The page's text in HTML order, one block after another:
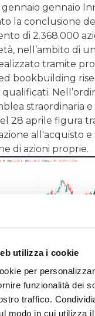
utilizza i cookie
per
funzionalità dei
traffico.
modo in cui utilizza
gennaio gennaio
la conclusione del
di 2.368.000
nell’ambito di
tramite
bookbuilding
straordinaria
28 aprile figura
all'acquisto e
di azioni proprie.
titolo che andiamo
èOrsero,